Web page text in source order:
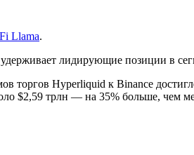
Llama.
удерживает лидирующие позиции в
торгов Hyperliquid к Binance
$2,59 трлн — на 35% больше, чем